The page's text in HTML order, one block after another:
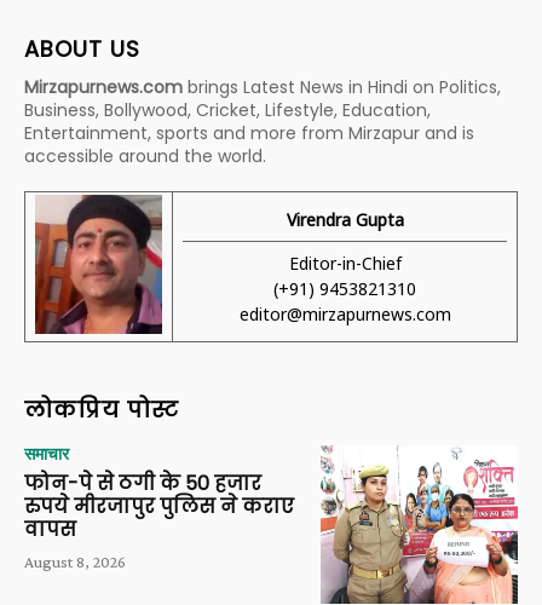
ABOUT US
Mirzapurnews.com brings Latest News in Hindi on Politics,
Business, Bollywood, Cricket, Lifestyle, Education,
Entertainment, sports and more from Mirzapur and is
accessible around the world.
Virendra Gupta
Editor-in-Chief
(+91) 9453821310
editor@mirzapurnews.com
लोकप्रिय पोस्ट
समाचार
फोन-पे से ठगी के 50 हजार
रुपये मीरजापुर पुलिस ने कराए
वापस
August 8, 2026